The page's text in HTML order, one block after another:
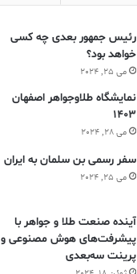
رئیس جمهور بعدی چه کسی
خواهد بود؟
می 25, 2024
نمایشگاه طلاوجواهر اصفهان
1403
می 28, 2024
سفر رسمی بن سلمان به ایران
می 25, 2024
آینده صنعت طلا و جواهر با
پیشرفت‌های هوش مصنوعی و
پرینت سه‌بعدی